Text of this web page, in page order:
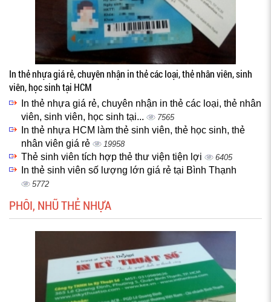
In thẻ nhựa giá rẻ, chuyên nhận in thẻ các loại, thẻ nhân viên, sinh
viên, học sinh tại HCM
In thẻ nhựa giá rẻ, chuyên nhận in thẻ các loại, thẻ nhân
viên, sinh viên, học sinh tại...
7565
In thẻ nhựa HCM làm thẻ sinh viên, thẻ học sinh, thẻ
nhân viên giá rẻ
19958
Thẻ sinh viên tích hợp thẻ thư viện tiện lợi 6405
In thẻ sinh viên số lượng lớn giá rẻ tại Bình Thạnh
5772
PHÔI, NHŨ THẺ NHỰA